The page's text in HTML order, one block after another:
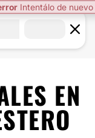
Intentálo de nuevo
EN